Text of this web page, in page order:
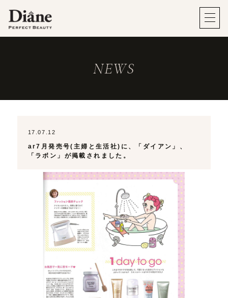
NEWS
17.07.12
ar7月発売号(主婦と生活社)に、「ダイアン」、
「ラボン」が掲載されました。